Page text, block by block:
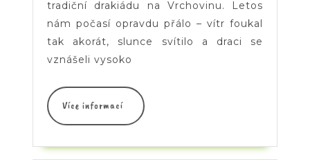
tradiční drakiádu na Vrchovinu. Letos
nám počasí opravdu přálo – vítr foukal
tak akorát, slunce svítilo a draci se
vznášeli vysoko
Více informací
Více
informací